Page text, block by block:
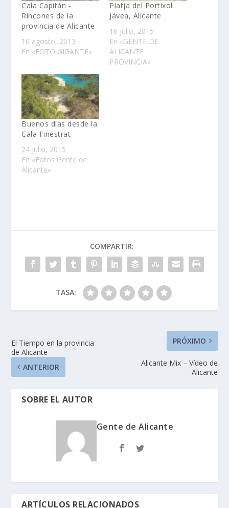
Cala Capitán -
Rincones de la
provincia de Alicante
10 agosto, 2013
En «FOTO GIGANTE»
Platja del Portixol
Jávea, Alicante
16 julio, 2015
En «GENTE DE
ALICANTE
PROVINCIA»
Buenos días desde la
Cala Finestrat
24 julio, 2015
En «Fotos Gente de
Alicante»
COMPARTIR:
TASA:
El Tiempo en la provincia
de Alicante
ANTERIOR
PRÓXIMO
Alicante Mix – Ví­deo de
Alicante
SOBRE EL AUTOR
Gente de Alicante
ARTÍCULOS RELACIONADOS